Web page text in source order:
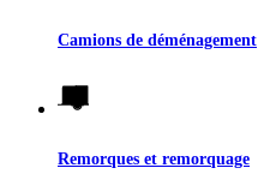
Camions de déménagement
Remorques et remorquage